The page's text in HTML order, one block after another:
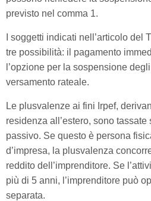
previsto nel comma 1.
I soggetti indicati nell’articolo del
tre possibilità: il pagamento
l’opzione per la sospensione
versamento rateale.
Le plusvalenze ai fini Irpef,
residenza all’estero, sono
passivo. Se questo è persona
d’impresa, la plusvalenza
reddito dell’imprenditore. Se
più di 5 anni, l’imprenditore può
separata.